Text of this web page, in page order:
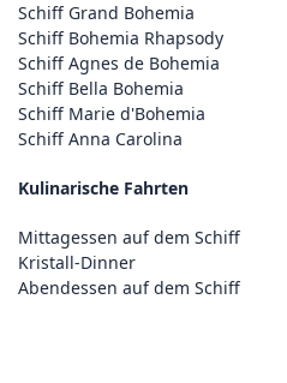
Schiff Grand Bohemia
Schiff Bohemia Rhapsody
Schiff Agnes de Bohemia
Schiff Bella Bohemia
Schiff Marie d'Bohemia
Schiff Anna Carolina
Kulinarische Fahrten
Mittagessen auf dem Schiff
Kristall-Dinner
Abendessen auf dem Schiff